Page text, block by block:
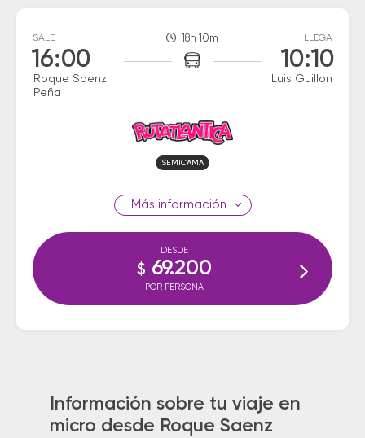
SALE
16:00
Roque Saenz
Peña
18h 10m LLEGA
10:10
Luis Guillon
SEMICAMA
información
DESDE
$ 69.200
POR PERSONA
Información sobre tu viaje en
micro desde Roque Saenz